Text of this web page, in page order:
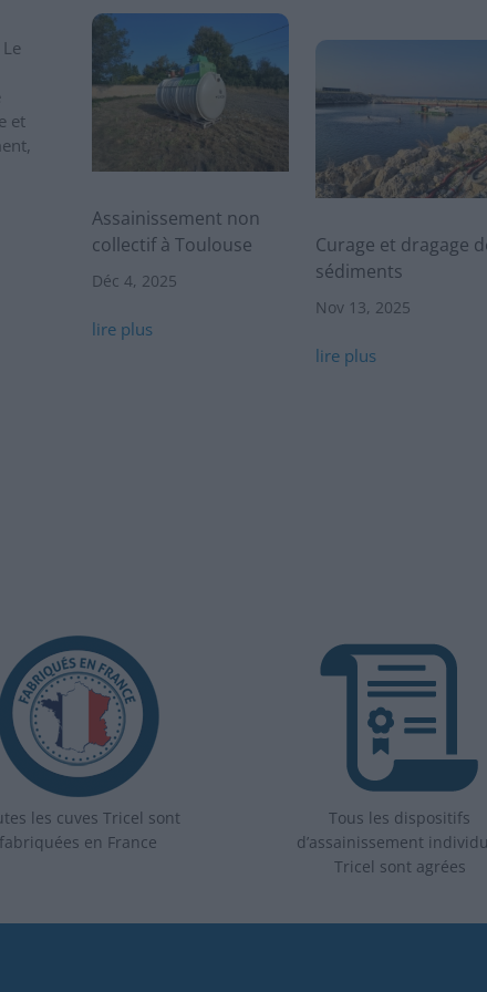
et
Assainissement non
collectif à Toulouse
Déc 4, 2025
lire plus
Curage et dragage
sédiments
Nov 13, 2025
lire plus
les cuves Tricel sont
fabriquées en France
Tous les dispositifs
d’assainissement
Tricel sont agrées